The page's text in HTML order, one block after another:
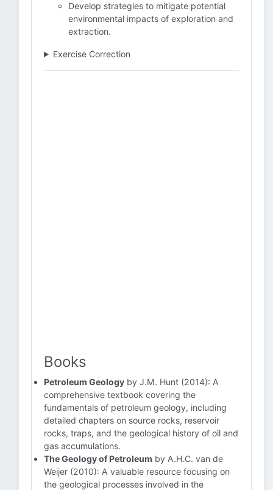
Develop strategies to mitigate potential
environmental impacts of exploration and
extraction.
Exercise Correction
Books
Petroleum Geology by J.M. Hunt (2014): A
comprehensive textbook covering the
fundamentals of petroleum geology, including
detailed chapters on source rocks, reservoir
rocks, traps, and the geological history of oil and
gas accumulations.
The Geology of Petroleum by A.H.C. van de
Weijer (2010): A valuable resource focusing on
the geological processes involved in the